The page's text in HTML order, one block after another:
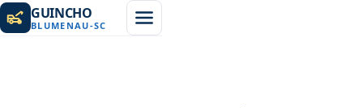
GUINCHO
BLUMENAU-SC